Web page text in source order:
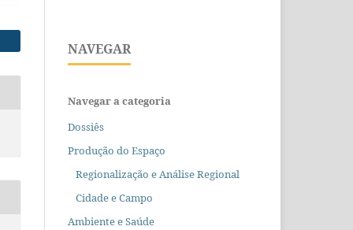
NAVEGAR
Navegar a categoria
Dossiês
Produção do Espaço
Regionalização e Análise Regional
Cidade e Campo
Ambiente e Saúde